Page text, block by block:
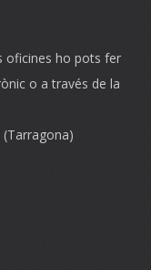
oficines ho pots fer
o a través de la
(Tarragona)